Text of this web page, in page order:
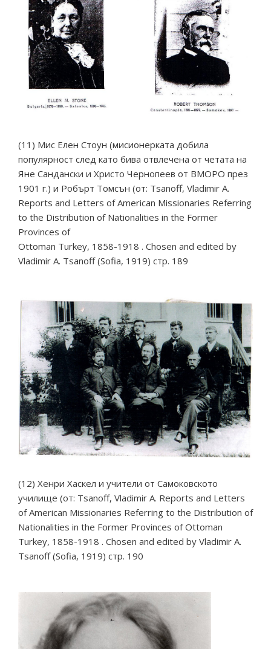
(11) Мис Елен Стоун (мисионерката добила
популярност след като бива отвлечена от четата на
Яне Сандански и Христо Чернопеев от ВМОРО през
1901 г.) и Робърт Томсън (от: Tsanoff, Vladimir A.
Reports and Letters of American Missionaries Referring
to the Distribution of Nationalities in the Former
Provinces of
Ottoman Turkey, 1858-1918 . Chosen аnd edited by
Vladimir A. Tsanoff (Sofia, 1919) стр. 189
(12) Хенри Хаскел и учители от Самоковското
училище (от: Tsanoff, Vladimir A. Reports and Letters
of American Missionaries Referring to the Distribution of
Nationalities in the Former Provinces of Ottoman
Turkey, 1858-1918 . Chosen аnd edited by Vladimir A.
Tsanoff (Sofia, 1919) стр. 190